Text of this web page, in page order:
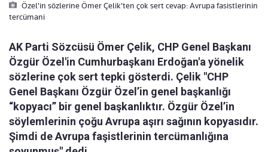
Özel'in sözlerine Ömer Çelik'ten çok sert cevap: Avrupa fasistlerinin
tercümani
AK Parti Sözcüsü Ömer Çelik, CHP Genel Başkanı
Özgür Özel'in Cumhurbaşkanı Erdoğan'a yönelik
sözlerine çok sert tepki gösterdi. Çelik "CHP
Genel Başkanı Özgür Özel’in genel başkanlığı
“kopyacı” bir genel başkanlıktır. Özgür Özel’in
söylemlerinin çoğu Avrupa aşırı sağının kopyasıdır.
Şimdi de Avrupa faşistlerinin tercümanlığına